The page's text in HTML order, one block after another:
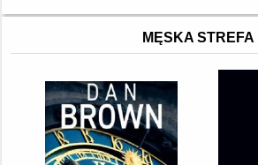
MĘSKA STREFA